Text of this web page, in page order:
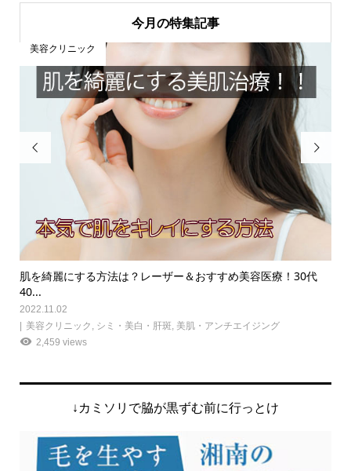
今月の特集記事

肌を綺麗にする方法は？レーザー＆おすすめ美容医療！30代
40...
2022.11.02
美容クリニック
シミ・美白・肝斑 美肌・アンチエイジング
2,459 views
美容クリニック

↓カミソリで脇が黒ずむ前に行っとけ